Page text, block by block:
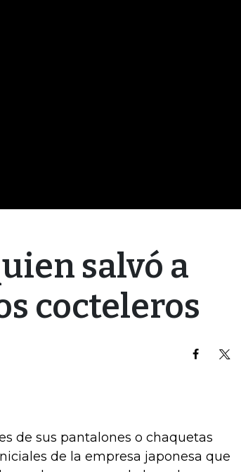
salvó a
cocteleros
de sus pantalones o chaquetas
de la empresa japonesa que